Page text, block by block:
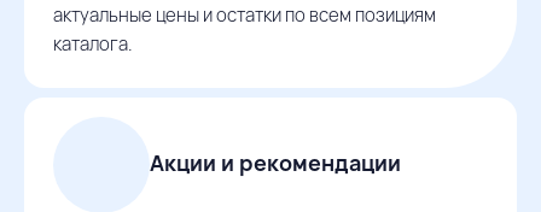
актуальные цены и остатки по всем позициям
каталога.
Акции и рекомендации